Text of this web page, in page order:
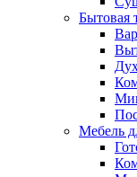
Бытовая
Мебель